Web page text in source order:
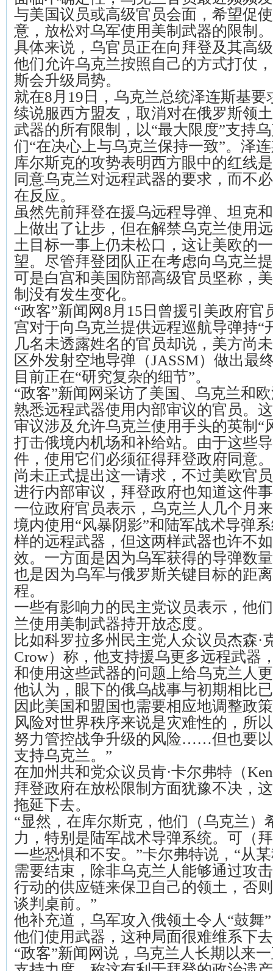
与美国议员或高级官员会面，希望促
意，放松对乌军使用美制武器的限制。
具体来说，乌官员正在向拜登及其高
他们允许乌克兰按照自己的方式打仗
斯会升级局势。
就在8月19日，乌克兰总统泽连斯基要
续说服西方盟友，取消对在俄罗斯领
武器的所有限制，以“最大限度”支持
们“在决心上与乌克兰保持一致”。泽
库尔斯克的攻势表明西方眼中的红线
同意乌克兰对远程武器的要求，而不
在反应。
虽然先前拜登在援乌远程导弹、坦克
上做出了让步，但在解禁乌克兰使用
土目标一事上仍未松口，这让美欧的
望。尽管拜登团队正在考虑向乌克兰
可是白宫和美国防部高级官员坚称，
制没有发生变化。
“政客”新闻网8月15日曾援引美政府官
宫对于向乌克兰提供远程巡航导弹持“
几名未透露姓名的官员却说，美方尚
区外发射空地导弹（JASSM）做出最
目前正在“研究复杂的细节”。
“政客”新闻网采访了美国、乌克兰和
熟悉远程武器使用内部审议的官员。
审议涉及允许乌克兰使用手头的英制“
打击俄境内机场和补给站。由于这些
件，使用它们必须征得拜登政府同意
尚未正式提出这一请求，不过美欧官
进行内部审议，拜登政府也知道这件
一位政府官员表示，乌克兰人几个月
境内使用“风暴阴影”和陆军战术导弹
样的远程武器，但这两样武器也许不
效。一方面是因为乌军获得的导弹数
也是因为乌军与俄罗斯关键目标的距
程。
一些有影响力的民主党议员表示，他
兰使用美制武器持开放态度。
比如科罗拉多州民主党人众议员杰森·
Crow）称，他支持援乌更多远程武器
和使用这些武器的问题上给乌克兰人
他认为，眼下的俄乌战事与初期相比
因此美国和盟国也需要相应地调整政
风险对世界秩序来说是灾难性的，所
努力管控战争升级的风险……但也要
支持乌克兰。”
在加州共和党众议员肯·卡尔弗特（
拜登政府在放松限制方面犹豫不决，
拖延下去。
“显然，在库尔斯克，他们（乌克兰）
力，特别是陆军战术导弹系统。可（
一些恐惧和不安。”卡尔弗特说，“从
需要结束，除非乌克兰人能够通过攻
行动的供应链来保卫自己的领土，否
谈判桌前。”
他补充道，乌军攻入俄领土令人“鼓舞
他们使用武器，这种局面很难维系下
“政客”新闻网说，乌克兰人长期以来